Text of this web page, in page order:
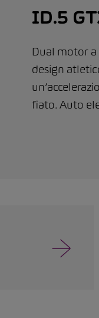
ID.5
Dual motor
design
fiato. Auto